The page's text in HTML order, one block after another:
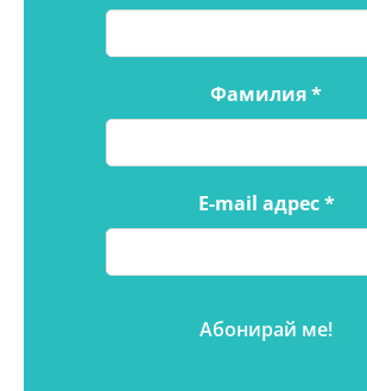
Фамилия*
E-mail адрес*